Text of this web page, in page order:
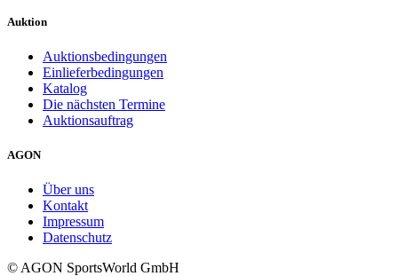
Auktion
Auktionsbedingungen
Einlieferbedingungen
Katalog
Die nächsten Termine
Auktionsauftrag
AGON
Über uns
Kontakt
Impressum
Datenschutz
© AGON SportsWorld GmbH